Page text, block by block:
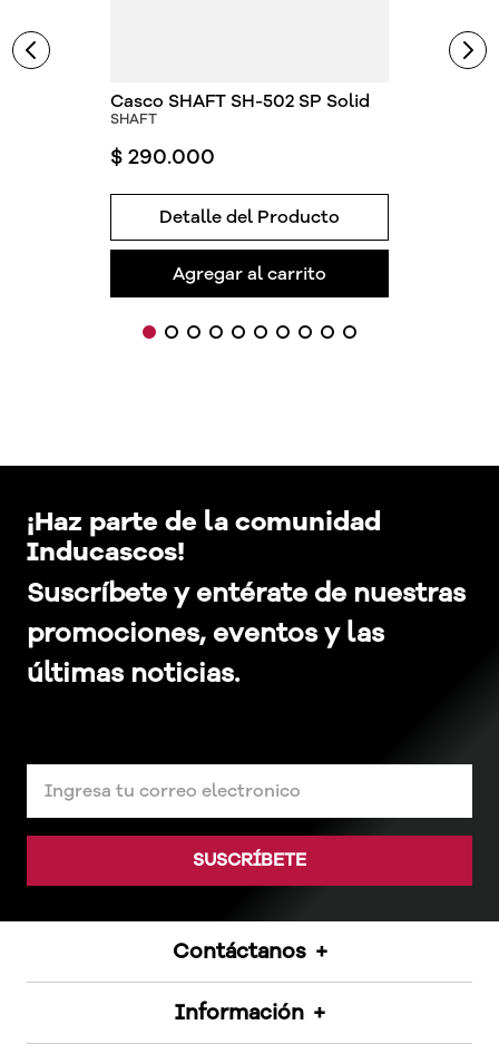
Casco SHAFT SH-502 SP Solid
SHAFT
$ 290.000
Detalle del Producto
Agregar al carrito
¡Haz parte de la comunidad
Inducascos!
Suscríbete y entérate de nuestras
promociones, eventos y las
últimas noticias.
SUSCRÍBETE
Contáctanos +
Inducascos S.A.S.
Medellín CO
Información +